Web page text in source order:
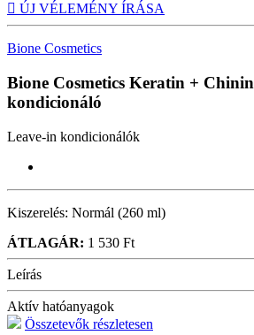
 ÚJ VÉLEMÉNY ÍRÁSA
Bione Cosmetics
Bione Cosmetics Keratin + Chinin
kondicionáló
Leave-in kondicionálók
Kiszerelés: Normál (260 ml)
ÁTLAGÁR: 1 530 Ft
Leírás
Aktív hatóanyagok
Összetevők részletesen